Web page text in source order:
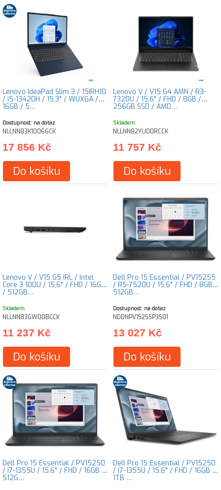
Lenovo IdeaPad Slim 3 / 15IRH10
/ i5-13420H / 15,3" / WUXGA /
16GB / 5…
Dostupnost: na dotaz
NLLNN83K10066CK
17 856 Kč
Do košíku
Lenovo V / V15 G4 AMN / R3-
7320U / 15,6" / FHD / 8GB /
256GB SSD / AMD…
Skladem
NLLNN82YU00RCCK
11 757 Kč
Do košíku
Lenovo V / V15 G5 IRL / Intel
Core 3 100U / 15,6" / FHD / 16GB
/ 512GB…
Skladem
NLLNN83GW00BCCK
11 237 Kč
Do košíku
Dell Pro 15 Essential / PV15255
/ R5-7520U / 15,6" / FHD / 8GB /
512GB…
Dostupnost: na dotaz
NDDNPV15255P3501
13 027 Kč
Do košíku
Dell Pro 15 Essential / PV15250
/ i7-1355U / 15,6" / FHD / 16GB /
512G…
Dell Pro 15 Essential / PV15250
/ i7-1355U / 15,6" / FHD / 16GB /
1TB …